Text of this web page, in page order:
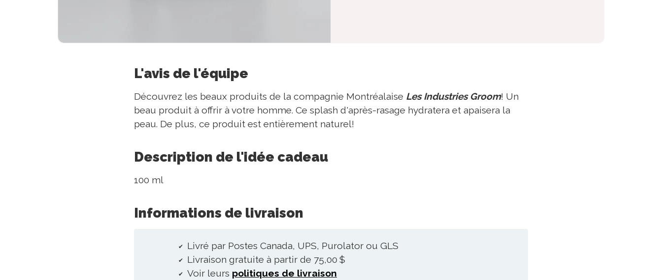
L'avis de l'équipe
Découvrez les beaux produits de la compagnie Montréalaise Les Industries Groom! Un
beau produit à offrir à votre homme. Ce splash d'après-rasage hydratera et apaisera la
peau. De plus, ce produit est entièrement naturel!
Description de l'idée cadeau
100 ml
Informations de livraison
Livré par Postes Canada, UPS, Purolator ou GLS
Livraison gratuite à partir de 75,00 $
Voir leurs politiques de livraison